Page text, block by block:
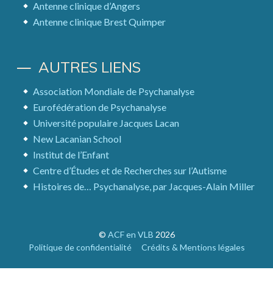
Antenne clinique d’Angers
Antenne clinique Brest Quimper
AUTRES LIENS
Association Mondiale de Psychanalyse
Eurofédération de Psychanalyse
Université populaire Jacques Lacan
New Lacanian School
Institut de l’Enfant
Centre d’Études et de Recherches sur l’Autisme
Histoires de… Psychanalyse, par Jacques-Alain Miller
© ACF en VLB 2026
Politique de confidentialité
Crédits & Mentions légales